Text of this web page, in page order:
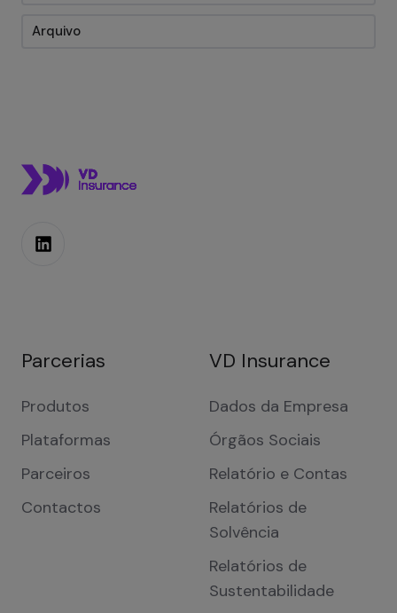
Arquivo
Parcerias
Produtos
Plataformas
Parceiros
Contactos
VD Insurance
Dados da Empresa
Órgãos Sociais
Relatório e Contas
Relatórios de
Solvência
Relatórios de
Sustentabilidade